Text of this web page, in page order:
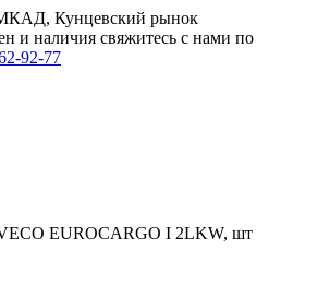
Кунцевский рынок
и наличия свяжитесь с нами по
92-77
EUROCARGO I 2LKW, шт